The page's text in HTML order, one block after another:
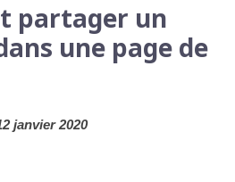
partager un
une page de
janvier 2020